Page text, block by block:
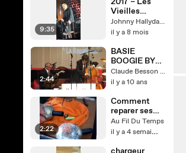
9:35
Vieilles
Canailles – Et
Moi, Et Moi,
de Boogie
Woogie
(Toulouse – 28
Juin)
Johnny Hallyday l'icône française
il y a 8 mois
2:44
BASIE
BOOGIE BY
MICHEL
PASTRE BIG
LAROQUEBR
OU
Claude Besson Vidéos
il y a 10 ans
2:22
Comment
reparer ses
lampes solaire
de jardin
Au Fil Du Temps
il y a 4 semaines